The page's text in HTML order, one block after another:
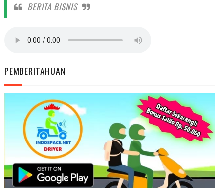
BERITA BISNIS
PEMBERITAHUAN